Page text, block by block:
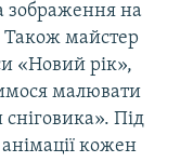
зображення на
Також майстер
«Новий рік»,
малювати
Під
кожен